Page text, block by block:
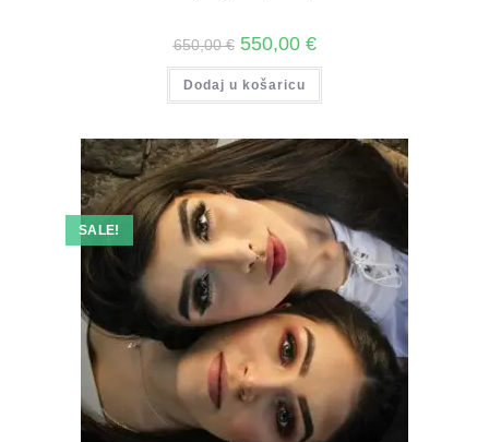
650,00€ 550,00 €
Dodaj u košaricu
SALE!